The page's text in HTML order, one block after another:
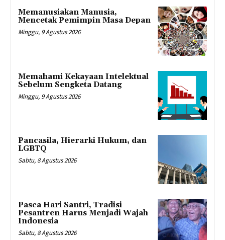
Memanusiakan Manusia,
Mencetak Pemimpin Masa Depan
Minggu, 9 Agustus 2026
Memahami Kekayaan Intelektual
Sebelum Sengketa Datang
Minggu, 9 Agustus 2026
Pancasila, Hierarki Hukum, dan
LGBTQ
Sabtu, 8 Agustus 2026
Pasca Hari Santri, Tradisi
Pesantren Harus Menjadi Wajah
Indonesia
Sabtu, 8 Agustus 2026